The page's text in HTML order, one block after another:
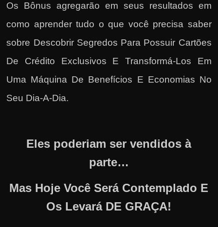
Os Bônus agregarão em seus resultados em
como aprender tudo o que você precisa saber
sobre Descobrir Segredos Para Possuir Cartões
De Crédito Exclusivos E Transformá-Los Em
Uma Máquina De Benefícios E Economias No
Seu Dia-A-Dia.
Eles poderiam ser vendidos à
parte…
Mas Hoje Você Será Contemplado E
Os Levará DE GRAÇA!